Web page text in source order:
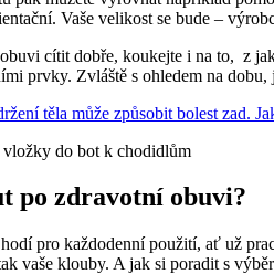
Vaše velikost se bude –
cítit dobře, koukejte i na to, z
prvky. Zvláště s ohledem na
těla může způsobit bolest zad.
po zdravotní obuvi?
pro každodenní použití, ať už
vaše klouby. A jak si poradit s